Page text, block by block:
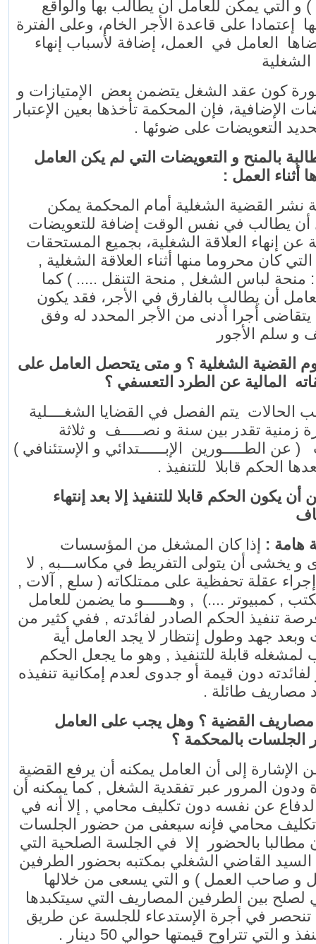
) و التي يمكن للعامل أن يطالب بها والواقع
إعتمادا على قاعدة الأجر الخام، وعلى الفترة
العامل في العمل، إضافة لأسباب إنهاء
الشغلية
كون عقد الشغل يتضمن بعض الإمتيازات و
الإضافية، فإن المحكمة تأخذها بعين الإعتبار
التعويضات على ضوئها .
بالمنح و التعويضات التي لم يكن العامل
أثناء العمل :
نشر القضية الشغلية أمام المحكمة يمكن
أن يطالب في نفس الوقت إضافة للتعويضات
عن إنهاء العلاقة الشغلية، بجميع المستحقات
كان محروما منها أثناء العلاقة الشغلية ,
لباس الشغل , منحة التنقل ..... ) كما
أن يطالب بالفارق في الأجر، فقد يكون
يتقاضى أجرا أدنى من الأجر المحدد له وفق
و سلم الأجور
القضية الشغلية ؟ و متى يتحصل العامل على
المالية عن الطرد التعسفي ؟
الحالات يتم الفصل في القضايا الشغــــلية
زمنية تقدر بين سنة و نصـــــف و ثلاثة
عن الطـــــورين الإبــــــتدائي و الإستئنافي )
الحكم قابلا للتنفيذ .
أن يكون الحكم قابلا للتنفيذ إلا بعد إنتهاء
هامة : إذا كان المشغل من المؤسسات
و يخشى أن يتولى التفريط في مكاســـبه , لا
عقلة تحفظية على ممتلكاته ( سلع , آلات ,
, كمبيوتر ....) , وهــــــو ما يضمن للعامل
تنفيذ الحكم الصادر لفائدته , ففي كثير من
وبعد جهد وطول إنتظار لا يجد العامل أية
قابلة للتنفيذ , وهو ما يجعل الحكم
لفائدته دون قيمة أو جدوى لعدم إمكانية تنفيذه
مصاريف طائلة .
القضية ؟ وهل يجب على العامل
الجلسات بالمحكمة ؟
الإشارة إلى أن العامل يمكنه أن يرفع القضية
ودون المرور عبر تفقدية الشغل , كما يمكنه أن
عن نفسه دون تكليف محامي , إلا أنه في
محامي فإنه سيعفى من حضور الجلسات
مطالبا بالحضور إلا في الجلسة الصلحية التي
السيد القاضي الشغلي بمكتبه بحضور الطرفين
و صاحب العمل ) و التي يسعى من خلالها
لصلح بين الطرفين المصاريف التي سيتكبدها
تنحصر في أجرة الإستدعاء للجلسة عن طريق
و التي تتراوح قيمتها حوالي 50 دينار .